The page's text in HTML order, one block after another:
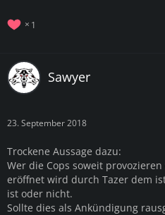
1
Sawyer
23. September 2018
Trockene Aussage dazu:
Wer die Cops soweit
eröffnet wird durch Tazer dem
ist oder nicht.
Sollte dies als Ankündigung